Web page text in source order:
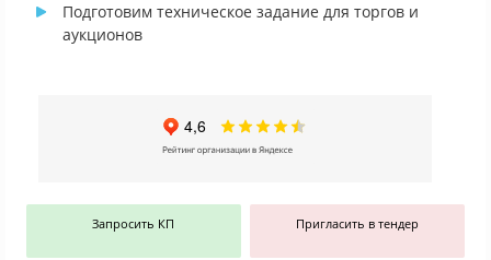
Подготовим техническое задание для торгов и
аукционов
Запросить КП Пригласить в тендер